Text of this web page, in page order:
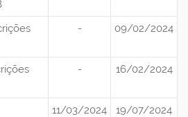
- 09/02/2024
- 16/02/2024
11/03/2024
19/07/2024